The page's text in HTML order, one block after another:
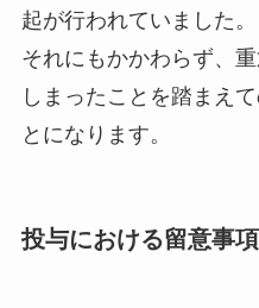
起が行われていました。
それにもかかわらず、
しまったことを踏まえ
とになります。
投与における留意事項